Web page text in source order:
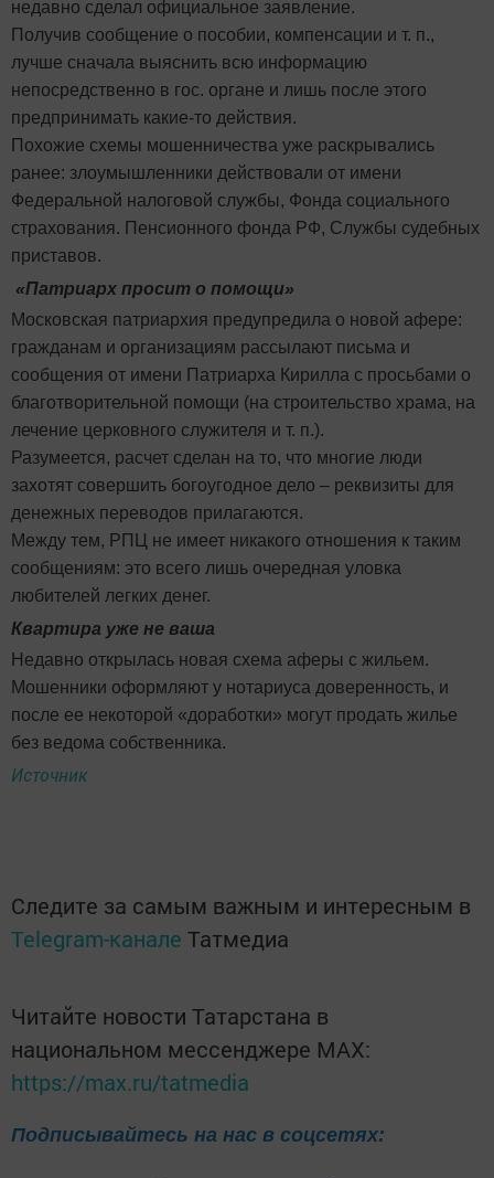
недавно сделал официальное заявление.
Получив сообщение о пособии, компенсации и т. п.,
лучше сначала выяснить всю информацию
непосредственно в гос. органе и лишь после этого
предпринимать какие-то действия.
Похожие схемы мошенничества уже раскрывались
ранее: злоумышленники действовали от имени
Федеральной налоговой службы, Фонда социального
страхования. Пенсионного фонда РФ, Службы судебных
приставов.
«Патриарх просит о помощи»
Московская патриархия предупредила о новой афере:
гражданам и организациям рассылают письма и
сообщения от имени Патриарха Кирилла с просьбами о
благотворительной помощи (на строительство храма, на
лечение церковного служителя и т. п.).
Разумеется, расчет сделан на то, что многие люди
захотят совершить богоугодное дело – реквизиты для
денежных переводов прилагаются.
Между тем, РПЦ не имеет никакого отношения к таким
сообщениям: это всего лишь очередная уловка
любителей легких денег.
Квартира уже не ваша
Недавно открылась новая схема аферы с жильем.
Мошенники оформляют у нотариуса доверенность, и
после ее некоторой «доработки» могут продать жилье
без ведома собственника.
Источник
Следите за самым важным и интересным в
Telegram-канале Татмедиа
Читайте новости Татарстана в
национальном мессенджере MАХ:
https://max.ru/tatmedia
Подписывайтесь на нас в соцсетях: